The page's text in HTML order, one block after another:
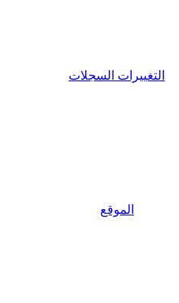
التغييرات السجلات
الموقع